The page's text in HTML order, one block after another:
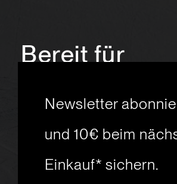
Bereit für
Newsletter
und 10€ beim
Einkauf* sichern.